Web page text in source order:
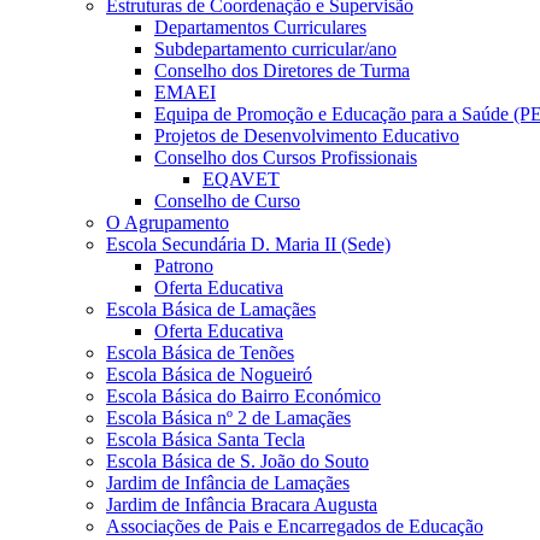
Estruturas de Coordenação e Supervisão
Departamentos Curriculares
Subdepartamento curricular/ano
Conselho dos Diretores de Turma
EMAEI
Equipa de Promoção e Educação para a Saúde
Projetos de Desenvolvimento Educativo
Conselho dos Cursos Profissionais
EQAVET
Conselho de Curso
O Agrupamento
Escola Secundária D. Maria II (Sede)
Patrono
Oferta Educativa
Escola Básica de Lamaçães
Oferta Educativa
Escola Básica de Tenões
Escola Básica de Nogueiró
Escola Básica do Bairro Económico
Escola Básica nº 2 de Lamaçães
Escola Básica Santa Tecla
Escola Básica de S. João do Souto
Jardim de Infância de Lamaçães
Jardim de Infância Bracara Augusta
Associações de Pais e Encarregados de Educação